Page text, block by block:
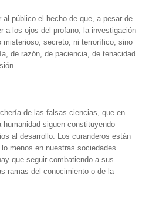
al público el hecho de que, a pesar de
a los ojos del profano, la investigación
misterioso, secreto, ni terrorífico, sino
de razón, de paciencia, de tenacidad
de las falsas ciencias, que en
humanidad siguen constituyendo
al desarrollo. Los curanderos están
menos en nuestras sociedades
que seguir combatiendo a sus
ramas del conocimiento o de la